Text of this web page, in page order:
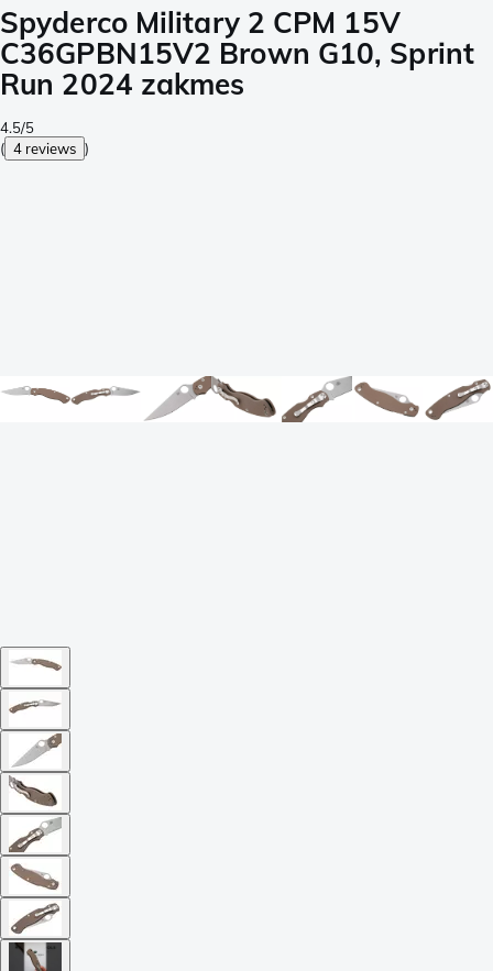
Spyderco Military 2 CPM 15V
C36GPBN15V2 Brown G10, Sprint
Run 2024 zakmes
4.5/5
( 4 reviews )